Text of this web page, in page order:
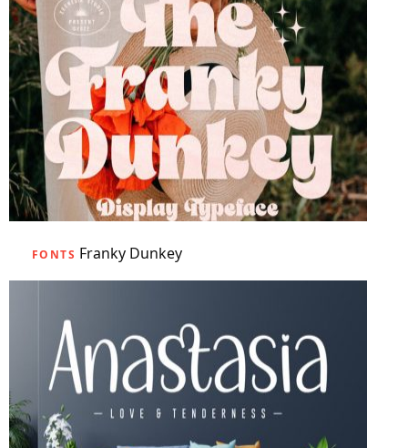
FONTS Franky Dunkey